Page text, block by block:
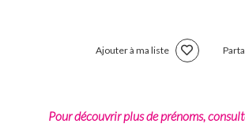
Ajouter à ma liste
Pour découvrir plus de prénoms,